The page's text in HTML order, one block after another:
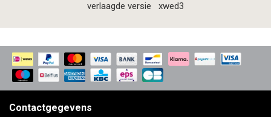
verlaagde versie
xwed3
Contactgegevens